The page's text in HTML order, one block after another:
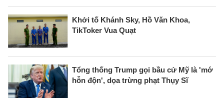
Khởi tố Khánh Sky, Hồ Văn Khoa,
TikToker Vua Quạt
Tổng thống Trump gọi bầu cử Mỹ là 'mớ
hỗn độn', dọa trừng phạt Thụy Sĩ